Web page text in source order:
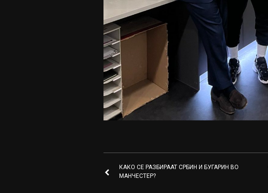
КАКО СЕ РАЗБИРААТ СРБИН И БУГАРИН ВО
МАНЧЕСТЕР?